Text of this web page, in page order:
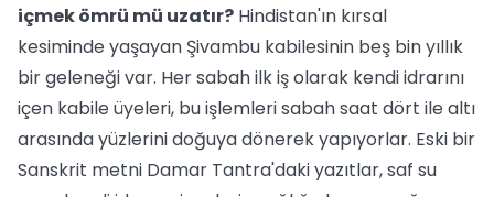
içmek ömrü mü uzatır? Hindistan'ın kırsal
kesiminde yaşayan Şivambu kabilesinin beş bin yıllık
bir geleneği var. Her sabah ilk iş olarak kendi idrarını
içen kabile üyeleri, bu işlemleri sabah saat dört ile altı
arasında yüzlerini doğuya dönerek yapıyorlar. Eski bir
Sanskrit metni Damar Tantra'daki yazıtlar, saf su